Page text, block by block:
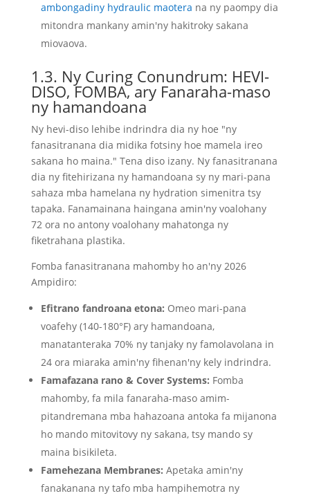
ambongadiny hydraulic maotera na ny paompy dia
mitondra mankany amin'ny hakitroky sakana
miovaova.
1.3. Ny Curing Conundrum: HEVI-
DISO, FOMBA, ary Fanaraha-maso
ny hamandoana
Ny hevi-diso lehibe indrindra dia ny hoe "ny
fanasitranana dia midika fotsiny hoe mamela ireo
sakana ho maina." Tena diso izany. Ny fanasitranana
dia ny fitehirizana ny hamandoana sy ny mari-pana
sahaza mba hamelana ny hydration simenitra tsy
tapaka. Fanamainana haingana amin'ny voalohany
72 ora no antony voalohany mahatonga ny
fiketrahana plastika.
Fomba fanasitranana mahomby ho an'ny 2026
Ampidiro:
Efitrano fandroana etona: Omeo mari-pana
voafehy (140-180°F) ary hamandoana,
manatanteraka 70% ny tanjaky ny famolavolana in
24 ora miaraka amin'ny fihenan'ny kely indrindra.
Famafazana rano & Cover Systems: Fomba
mahomby, fa mila fanaraha-maso amim-
pitandremana mba hahazoana antoka fa mijanona
ho mando mitovitovy ny sakana, tsy mando sy
maina bisikileta.
Famehezana Membranes: Apetaka amin'ny
fanakanana ny tafo mba hampihemotra ny